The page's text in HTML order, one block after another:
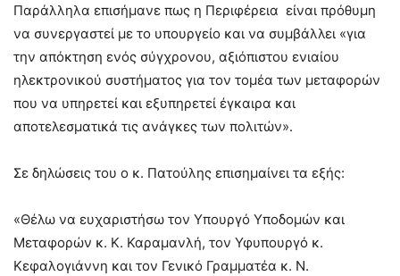
Παράλληλα επισήμανε πως η Περιφέρεια είναι πρόθυμη
να συνεργαστεί με το υπουργείο και να συμβάλλει «για
την απόκτηση ενός σύγχρονου, αξιόπιστου ενιαίου
ηλεκτρονικού συστήματος για τον τομέα των μεταφορών
που να υπηρετεί και εξυπηρετεί έγκαιρα και
αποτελεσματικά τις ανάγκες των πολιτών».
Σε δηλώσεις του ο κ. Πατούλης επισημαίνει τα εξής:
«Θέλω να ευχαριστήσω τον Υπουργό Υποδομών και
Μεταφορών κ. Κ. Καραμανλή, τον Υφυπουργό κ.
Κεφαλογιάννη και τον Γενικό Γραμματέα κ. Ν.